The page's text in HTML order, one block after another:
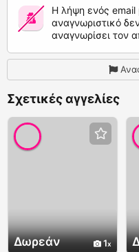
Η λήψη ενός
αναγνωριστικό
αναγνωρίσει τον
Σχετικές αγγελίες
Δωρεάν 1